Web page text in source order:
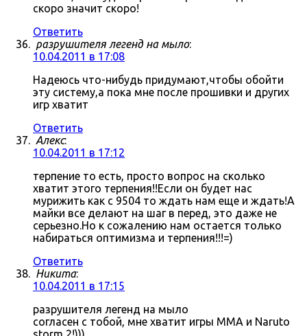
скоро значит скоро!
Ответить
разрушителя легенд на мыло:
10.04.2011 в 17:08
Надеюсь что-нибудь придумают,чтобы обойти
эту систему,а пока мне после прошивки и других
игр хватит
Ответить
Алекс:
10.04.2011 в 17:12
терпение то есть, просто вопрос на сколько
хватит этого терпения!!Если он будет нас
мурижить как с 9504 то ждать нам еще и ждать!А
майки все делают на шаг в перед, это даже не
серьезно.Но к сожалению нам остается только
набираться оптимизма и терпения!!!=)
Ответить
Никита:
10.04.2011 в 17:15
разрушителя легенд на мыло
согласен с тобой, мне хватит игры MMA и Naruto